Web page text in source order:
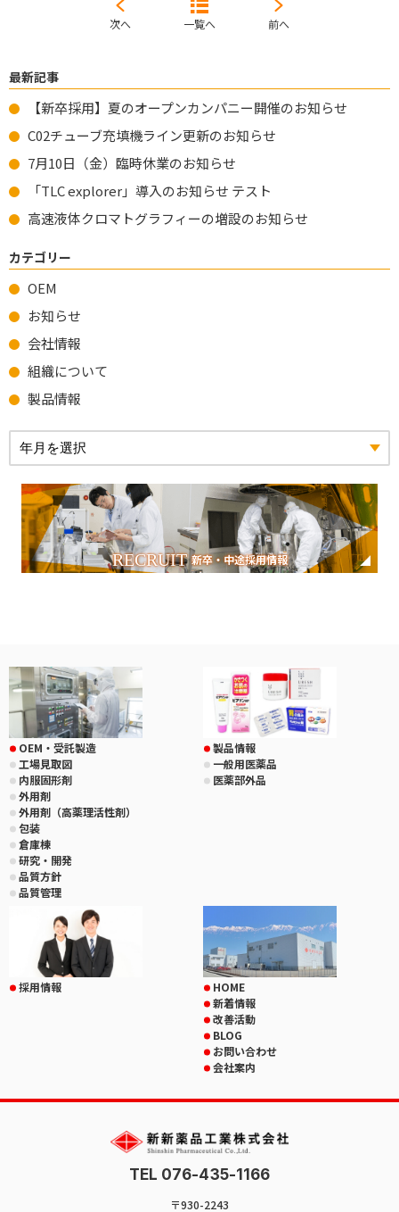
一覧へ
次へ 前へ
最新記事
【新卒採用】夏のオープンカンパニー開催のお知らせ
C02チューブ充填機ライン更新のお知らせ
7月10日（金）臨時休業のお知らせ
「TLC explorer」導入のお知らせ テスト
高速液体クロマトグラフィーの増設のお知らせ
カテゴリー
OEM
お知らせ
会社情報
組織について
製品情報
RECRUIT 新卒・中途採用情報
OEM・受託製造
工場見取図
内服固形剤
外用剤
外用剤（高薬理活性剤）
包装
倉庫棟
研究・開発
品質方針
品質管理
製品情報
一般用医薬品
医薬部外品
採用情報
HOME
新着情報
改善活動
BLOG
お問い合わせ
会社案内
TEL 076-435-1166
〒930-2243